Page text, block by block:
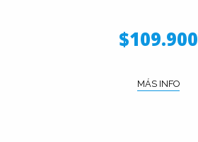
$109.900
MÁS INFO